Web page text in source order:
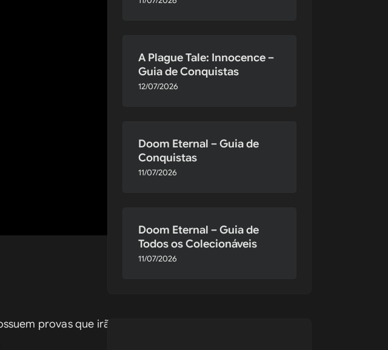
provas que irão testar as
A Plague Tale: Innocence –
Guia de Conquistas
12/07/2026
Doom Eternal – Guia de
Conquistas
11/07/2026
Doom Eternal – Guia de
Todos os Colecionáveis
11/07/2026